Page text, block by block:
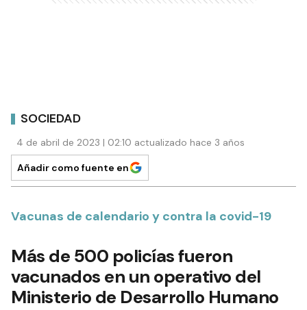
SOCIEDAD
4 de abril de 2023 | 02:10 actualizado hace 3 años
Añadir como fuente en
Vacunas de calendario y contra la covid-19
Más de 500 policías fueron
vacunados en un operativo del
Ministerio de Desarrollo Humano